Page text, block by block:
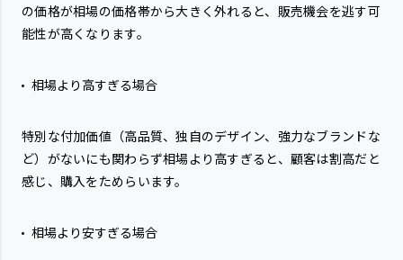
の価格が相場の価格帯から大きく外れると、販売機会を逃す可
能性が高くなります。
相場より高すぎる場合
特別な付加価値（高品質、独自のデザイン、強力なブランドな
ど）がないにも関わらず相場より高すぎると、顧客は割高だと
感じ、購入をためらいます。
相場より安すぎる場合